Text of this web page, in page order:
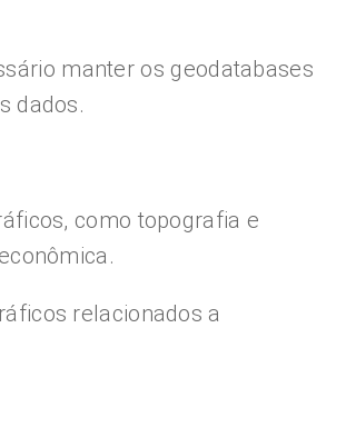
manter os geodatabases
dados.
como topografia e
relacionados a